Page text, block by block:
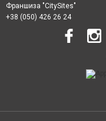
Франшиза "CitySites"
+38 (050) 426 26 24